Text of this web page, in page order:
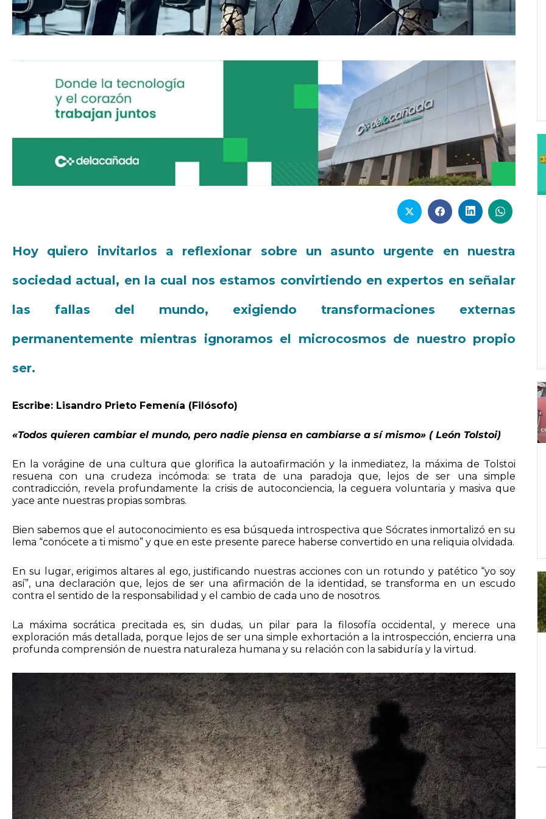
Hoy quiero invitarlos a reflexionar sobre un asunto urgente en nuestra
sociedad actual, en la cual nos estamos convirtiendo en expertos en señalar
las fallas del mundo, exigiendo transformaciones externas
permanentemente mientras ignoramos el microcosmos de nuestro propio
ser.
Escribe: Lisandro Prieto Femenía (Filósofo)
«Todos quieren cambiar el mundo, pero nadie piensa en cambiarse a sí mismo» ( León Tolstoi)
En la vorágine de una cultura que glorifica la autoafirmación y la inmediatez, la máxima de Tolstoi
resuena con una crudeza incómoda: se trata de una paradoja que, lejos de ser una simple
contradicción, revela profundamente la crisis de autoconciencia, la ceguera voluntaria y masiva que
yace ante nuestras propias sombras.
Bien sabemos que el autoconocimiento es esa búsqueda introspectiva que Sócrates inmortalizó en su
lema “conócete a ti mismo” y que en este presente parece haberse convertido en una reliquia olvidada.
En su lugar, erigimos altares al ego, justificando nuestras acciones con un rotundo y patético “yo soy
así”, una declaración que, lejos de ser una afirmación de la identidad, se transforma en un escudo
contra el sentido de la responsabilidad y el cambio de cada uno de nosotros.
La máxima socrática precitada es, sin dudas, un pilar para la filosofía occidental, y merece una
exploración más detallada, porque lejos de ser una simple exhortación a la introspección, encierra una
profunda comprensión de nuestra naturaleza humana y su relación con la sabiduría y la virtud.